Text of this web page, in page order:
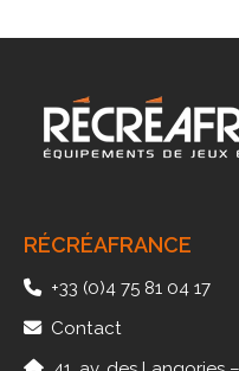
RÉCRÉAFRANCE
+33 (0)4 75 81 04 17
Contact